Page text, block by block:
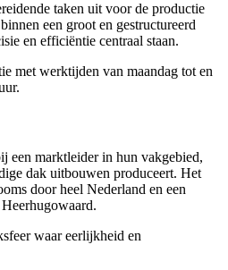
taken uit voor de productie
een groot en gestructureerd
en efficiëntie centraal staan.
met werktijden van maandag tot en
een marktleider in hun vakgebied,
dak uitbouwen produceert. Het
door heel Nederland en een
waar eerlijkheid en